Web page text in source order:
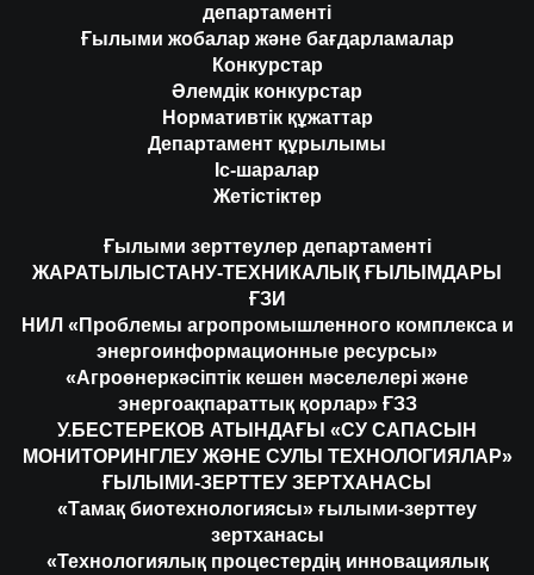
департаменті
Ғылыми жобалар және бағдарламалар
Конкурстар
Әлемдік конкурстар
Нормативтік құжаттар
Департамент құрылымы
Іс-шаралар
Жетістіктер
Ғылыми зерттеулер департаменті
ЖАРАТЫЛЫСТАНУ-ТЕХНИКАЛЫҚ ҒЫЛЫМДАРЫ
ҒЗИ
НИЛ «Проблемы агропромышленного комплекса и
энергоинформационные ресурсы»
«Агроөнеркәсіптік кешен мәселелері және
энергоақпараттық қорлар» ҒЗЗ
У.БЕСТЕРЕКОВ АТЫНДАҒЫ «СУ САПАСЫН
МОНИТОРИНГЛЕУ ЖӘНЕ СУЛЫ ТЕХНОЛОГИЯЛАР»
ҒЫЛЫМИ-ЗЕРТТЕУ ЗЕРТХАНАСЫ
«Тамақ биотехнологиясы» ғылыми-зерттеу
зертханасы
«Технологиялық процестердің инновациялық